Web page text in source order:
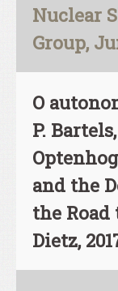
Nuclear
Group,
O
P.
and the
the Road
Dietz,